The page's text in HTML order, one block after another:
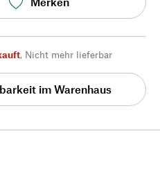
, Nicht mehr lieferbar
im Warenhaus